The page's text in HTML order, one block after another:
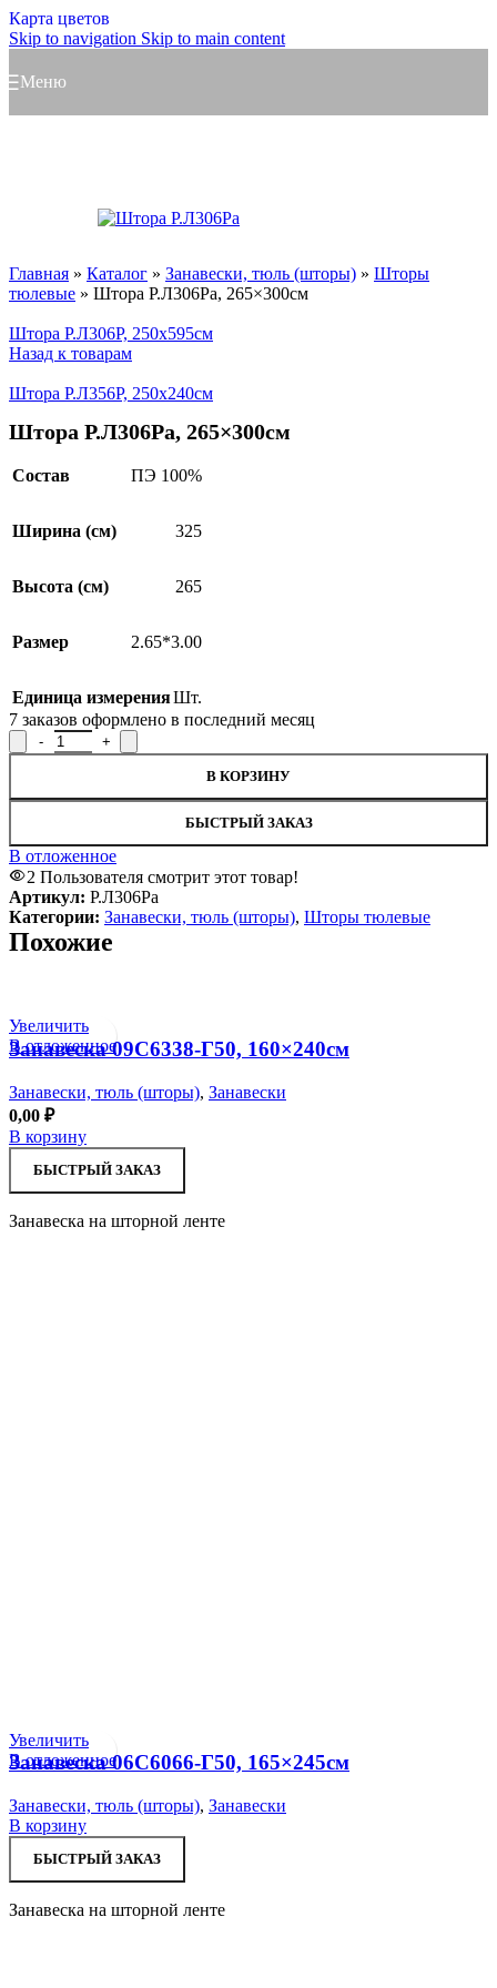
Карта цветов
Skip to navigation Skip to main content
Меню
Главная » Каталог » Занавески, тюль (шторы) » Шторы
тюлевые » Штора Р.Л306Ра, 265×300см
Штора Р.Л306Р, 250x595см
Назад к товарам
Штора Р.Л356Р, 250x240см
Штора Р.Л306Ра, 265×300см
Состав ПЭ 100%
Ширина (см) 325
Высота (см) 265
Размер 2.65*3.00
Единица измеренияШт.
7 заказов оформлено в последний месяц
Количество товара Штора Р.Л306Ра, 265x300см
В КОРЗИНУ
БЫСТРЫЙ ЗАКАЗ
В отложенное
2 Пользователя смотрит этот товар!
Артикул: Р.Л306Ра
Категории: Занавески, тюль (шторы), Шторы тюлевые
Похожие
Увеличить
В отложенное
Занавеска 09С6338-Г50, 160×240см
Занавески, тюль (шторы), Занавески
0,00 ₽
В корзину
БЫСТРЫЙ ЗАКАЗ
Занавеска на шторной ленте
Увеличить
В отложенное
Занавеска 06С6066-Г50, 165×245см
Занавески, тюль (шторы), Занавески
В корзину
БЫСТРЫЙ ЗАКАЗ
Занавеска на шторной ленте